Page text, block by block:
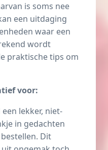
is soms nee
een uitdaging
waar een
wordt
praktische tips om
voor:
lekker, niet-
in gedachten
Dit